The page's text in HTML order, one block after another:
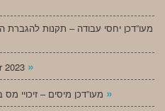
מעו”דכן יחסי עבודה – תקנות להגברת
2023 »
»